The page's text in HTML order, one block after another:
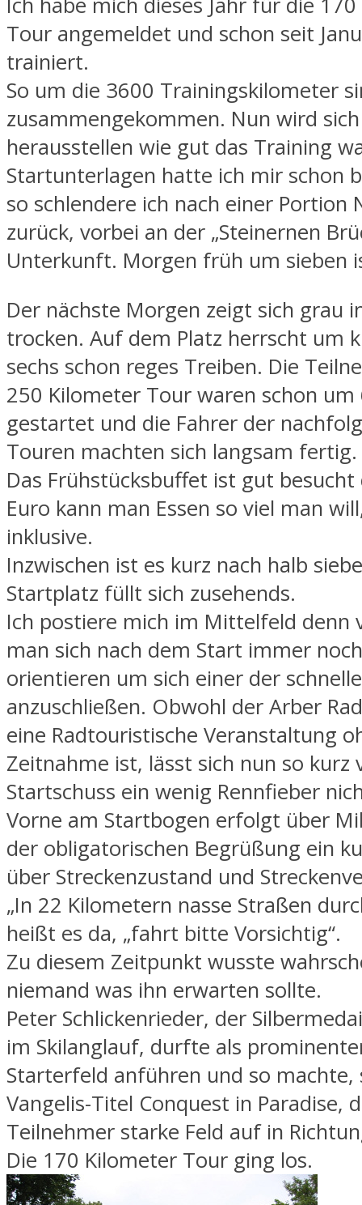
Tour angemeldet und schon seit
trainiert.
So um die 3600 Trainingskilometer
zusammengekommen. Nun wird sich
herausstellen wie gut das Training
Startunterlagen hatte ich mir schon
so schlendere ich nach einer Portion
zurück, vorbei an der „Steinernen
Unterkunft. Morgen früh um sieben
Der nächste Morgen zeigt sich grau
trocken. Auf dem Platz herrscht um
sechs schon reges Treiben. Die
250 Kilometer Tour waren schon um
gestartet und die Fahrer der
Touren machten sich langsam fertig.
Das Frühstücksbuffet ist gut
Euro kann man Essen so viel man
inklusive.
Inzwischen ist es kurz nach halb
Startplatz füllt sich zusehends.
Ich postiere mich im Mittelfeld denn
man sich nach dem Start immer
orientieren um sich einer der
anzuschließen. Obwohl der Arber
eine Radtouristische Veranstaltung
Zeitnahme ist, lässt sich nun so kurz
Startschuss ein wenig Rennfieber
Vorne am Startbogen erfolgt über
der obligatorischen Begrüßung ein
über Streckenzustand und
„In 22 Kilometern nasse Straßen
heißt es da, „fahrt bitte Vorsichtig“.
Zu diesem Zeitpunkt wusste
niemand was ihn erwarten sollte.
Peter Schlickenrieder, der
im Skilanglauf, durfte als
Starterfeld anführen und so machte,
Vangelis-Titel Conquest in Paradise,
Teilnehmer starke Feld auf in
Die 170 Kilometer Tour ging los.